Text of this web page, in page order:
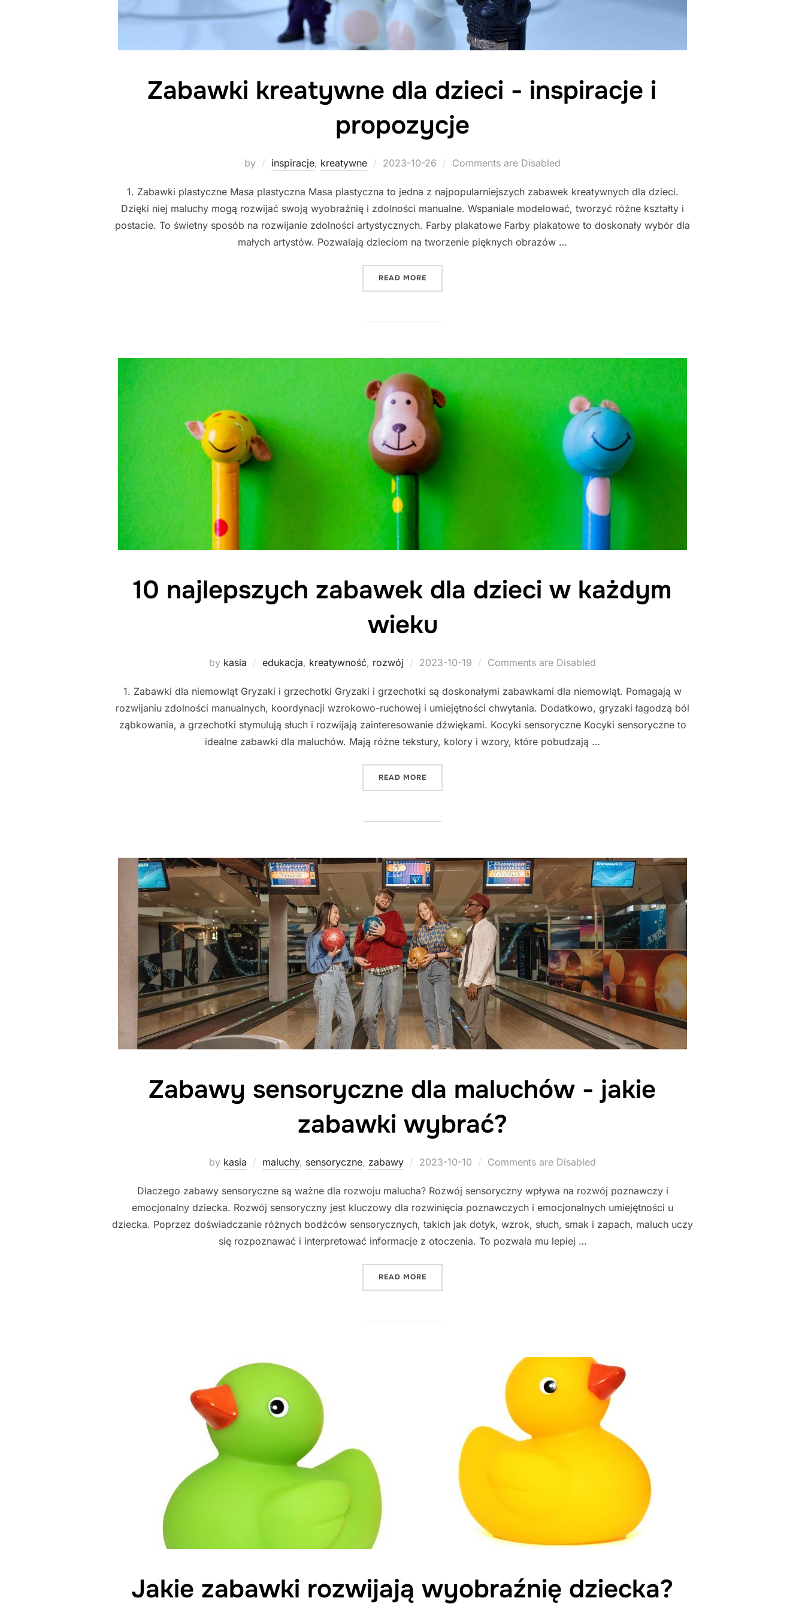
Zabawki kreatywne dla dzieci - inspiracje i
propozycje
by inspiracje, kreatywne
Posted
2023-10-26 Comments are Disabled
1. Zabawki plastyczne Masa plastyczna Masa plastyczna to jedna z najpopularniejszych zabawek kreatywnych dla dzieci.
Dzięki niej maluchy mogą rozwijać swoją wyobraźnię i zdolności manualne. Wspaniale modelować, tworzyć różne kształty i
postacie. To świetny sposób na rozwijanie zdolności artystycznych. Farby plakatowe Farby plakatowe to doskonały wybór dla
małych artystów. Pozwalają dzieciom na tworzenie pięknych obrazów …
READ MORE
10 najlepszych zabawek dla dzieci w każdym
wieku
by kasia edukacja, kreatywność, rozwój
Posted
2023-10-19 Comments are Disabled
1. Zabawki dla niemowląt Gryzaki i grzechotki Gryzaki i grzechotki są doskonałymi zabawkami dla niemowląt. Pomagają w
rozwijaniu zdolności manualnych, koordynacji wzrokowo-ruchowej i umiejętności chwytania. Dodatkowo, gryzaki łagodzą ból
ząbkowania, a grzechotki stymulują słuch i rozwijają zainteresowanie dźwiękami. Kocyki sensoryczne Kocyki sensoryczne to
idealne zabawki dla maluchów. Mają różne tekstury, kolory i wzory, które pobudzają …
READ MORE
Zabawy sensoryczne dla maluchów - jakie
zabawki wybrać?
by kasia maluchy, sensoryczne, zabawy
Posted
2023-10-10 Comments are Disabled
Dlaczego zabawy sensoryczne są ważne dla rozwoju malucha? Rozwój sensoryczny wpływa na rozwój poznawczy i
emocjonalny dziecka. Rozwój sensoryczny jest kluczowy dla rozwinięcia poznawczych i emocjonalnych umiejętności u
dziecka. Poprzez doświadczanie różnych bodźców sensorycznych, takich jak dotyk, wzrok, słuch, smak i zapach, maluch uczy
się rozpoznawać i interpretować informacje z otoczenia. To pozwala mu lepiej …
READ MORE
Jakie zabawki rozwijają wyobraźnię dziecka?